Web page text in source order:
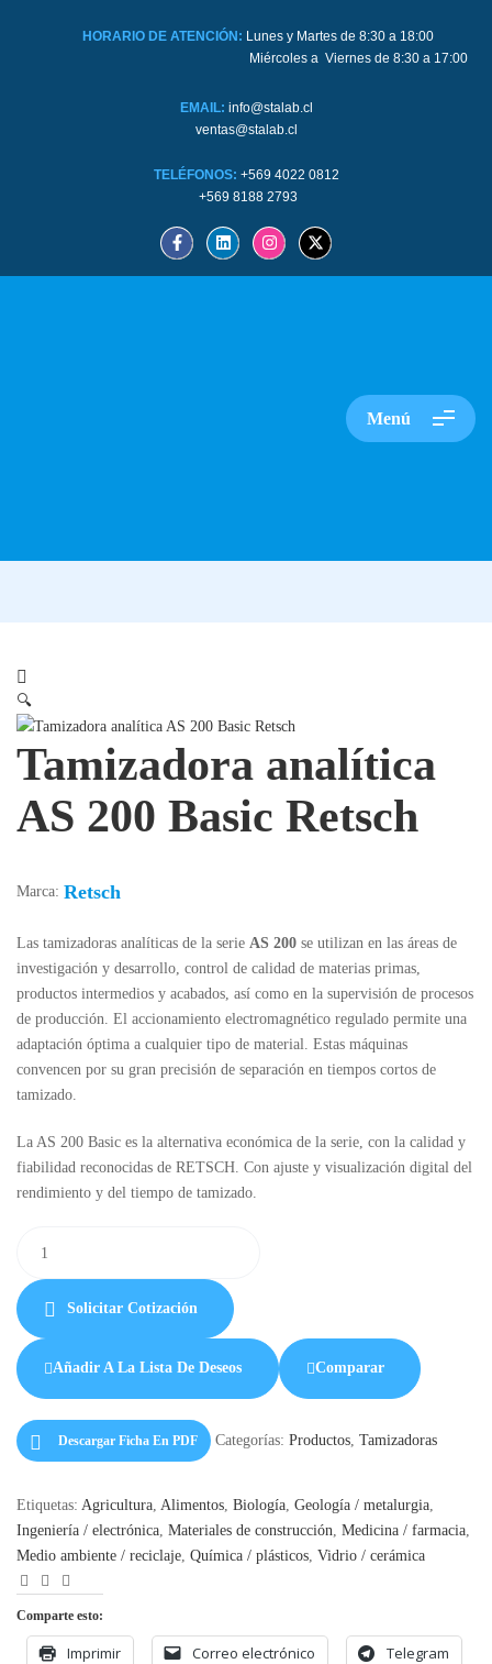
HORARIO DE ATENCIÓN: Lunes y Martes de 8:30 a 18:00
Miércoles a Viernes de 8:30 a 17:00
EMAIL: info@stalab.cl
ventas@stalab.cl
TELÉFONOS:+569 4022 0812
+569 8188 2793
Menú
🔍
Tamizadora analítica
AS 200 Basic Retsch
Marca: Retsch
Las tamizadoras analíticas de la serie AS 200 se utilizan en las áreas de
investigación y desarrollo, control de calidad de materias primas,
productos intermedios y acabados, así como en la supervisión de procesos
de producción. El accionamiento electromagnético regulado permite una
adaptación óptima a cualquier tipo de material. Estas máquinas
convencen por su gran precisión de separación en tiempos cortos de
tamizado.
La AS 200 Basic es la alternativa económica de la serie, con la calidad y
fiabilidad reconocidas de RETSCH. Con ajuste y visualización digital del
rendimiento y del tiempo de tamizado.
Solicitar Cotización
Añadir A La Lista De Deseos Comparar
Descargar Ficha En PDF Categorías: Productos, Tamizadoras
Etiquetas: Agricultura Alimentos Biología Geología / metalurgia
Ingeniería / electrónica Materiales de construcción Medicina / farmacia
Medio ambiente / reciclaje Química / plásticos Vidrio / cerámica
FacebookLinkedIn
Comparte esto:
Imprimir Correo electrónico Telegram